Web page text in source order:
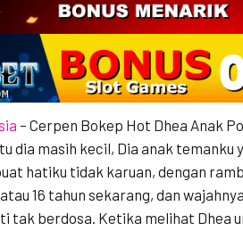
– Cerpen Bokep Hot Dhea Anak
dia masih kecil, Dia anak temanku
hatiku tidak karuan, dengan
16 tahun sekarang, dan
tak berdosa. Ketika melihat Dhea